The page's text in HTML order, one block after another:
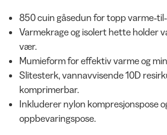
850 cuin gåsedun for topp
Varmekrage og isolert hette holder
vær.
Mumieform for effektiv varme og
Slitesterk, vannavvisende 10D
komprimerbar.
Inkluderer nylon kompresjonspose
oppbevaringspose.